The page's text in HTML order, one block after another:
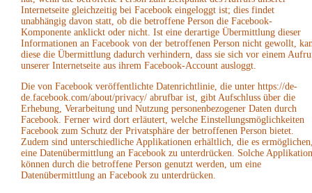
Internetseite gleichzeitig bei Facebook eingeloggt ist; dies findet
unabhängig davon statt, ob die betroffene Person die Facebook-
Komponente anklickt oder nicht. Ist eine derartige Übermittlung dieser
Informationen an Facebook von der betroffenen Person nicht gewollt,
diese die Übermittlung dadurch verhindern, dass sie sich vor einem
unserer Internetseite aus ihrem Facebook-Account ausloggt.
Die von Facebook veröffentlichte Datenrichtlinie, die unter https://de-
de.facebook.com/about/privacy/ abrufbar ist, gibt Aufschluss über die
Erhebung, Verarbeitung und Nutzung personenbezogener Daten durch
Facebook. Ferner wird dort erläutert, welche Einstellungsmöglichkeiten
Facebook zum Schutz der Privatsphäre der betroffenen Person bietet.
Zudem sind unterschiedliche Applikationen erhältlich, die es
eine Datenübermittlung an Facebook zu unterdrücken. Solche
können durch die betroffene Person genutzt werden, um eine
Datenübermittlung an Facebook zu unterdrücken.